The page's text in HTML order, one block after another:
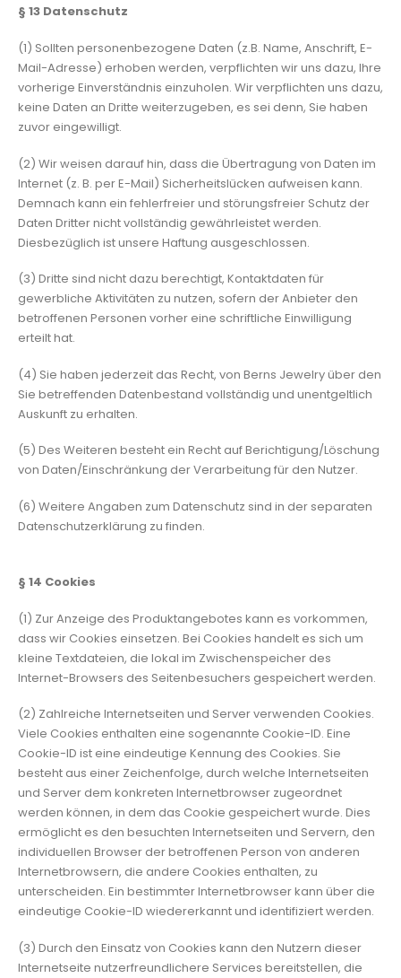
§ 13 Datenschutz
(1) Sollten personenbezogene Daten (z.B. Name, Anschrift, E-
Mail-Adresse) erhoben werden, verpflichten wir uns dazu, Ihre
vorherige Einverständnis einzuholen. Wir verpflichten uns dazu,
keine Daten an Dritte weiterzugeben, es sei denn, Sie haben
zuvor eingewilligt.
(2) Wir weisen darauf hin, dass die Übertragung von Daten im
Internet (z. B. per E-Mail) Sicherheitslücken aufweisen kann.
Demnach kann ein fehlerfreier und störungsfreier Schutz der
Daten Dritter nicht vollständig gewährleistet werden.
Diesbezüglich ist unsere Haftung ausgeschlossen.
(3) Dritte sind nicht dazu berechtigt, Kontaktdaten für
gewerbliche Aktivitäten zu nutzen, sofern der Anbieter den
betroffenen Personen vorher eine schriftliche Einwilligung
erteilt hat.
(4) Sie haben jederzeit das Recht, von Berns Jewelry über den
Sie betreffenden Datenbestand vollständig und unentgeltlich
Auskunft zu erhalten.
(5) Des Weiteren besteht ein Recht auf Berichtigung/Löschung
von Daten/Einschränkung der Verarbeitung für den Nutzer.
(6) Weitere Angaben zum Datenschutz sind in der separaten
Datenschutzerklärung zu finden.
§ 14 Cookies
(1) Zur Anzeige des Produktangebotes kann es vorkommen,
dass wir Cookies einsetzen. Bei Cookies handelt es sich um
kleine Textdateien, die lokal im Zwischenspeicher des
Internet-Browsers des Seitenbesuchers gespeichert werden.
(2) Zahlreiche Internetseiten und Server verwenden Cookies.
Viele Cookies enthalten eine sogenannte Cookie-ID. Eine
Cookie-ID ist eine eindeutige Kennung des Cookies. Sie
besteht aus einer Zeichenfolge, durch welche Internetseiten
und Server dem konkreten Internetbrowser zugeordnet
werden können, in dem das Cookie gespeichert wurde. Dies
ermöglicht es den besuchten Internetseiten und Servern, den
individuellen Browser der betroffenen Person von anderen
Internetbrowsern, die andere Cookies enthalten, zu
unterscheiden. Ein bestimmter Internetbrowser kann über die
eindeutige Cookie-ID wiedererkannt und identifiziert werden.
(3) Durch den Einsatz von Cookies kann den Nutzern dieser
Internetseite nutzerfreundlichere Services bereitstellen, die